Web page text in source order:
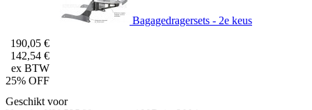
Bagagedragersets - 2e keus
190,05 €
142,54 €
ex BTW
25% OFF
Geschikt voor